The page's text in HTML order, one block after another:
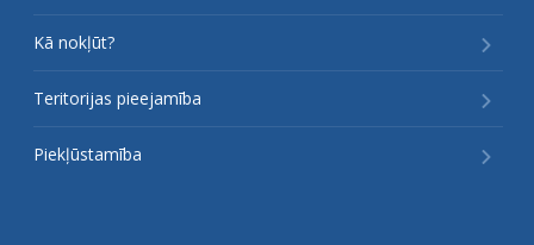
Kā nokļūt?
Teritorijas pieejamība
Piekļūstamība